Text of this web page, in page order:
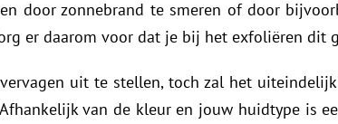
door zonnebrand te smeren of door
er daarom voor dat je bij het exfoliëren dit
uit te stellen, toch zal het
van de kleur en jouw huidtype is